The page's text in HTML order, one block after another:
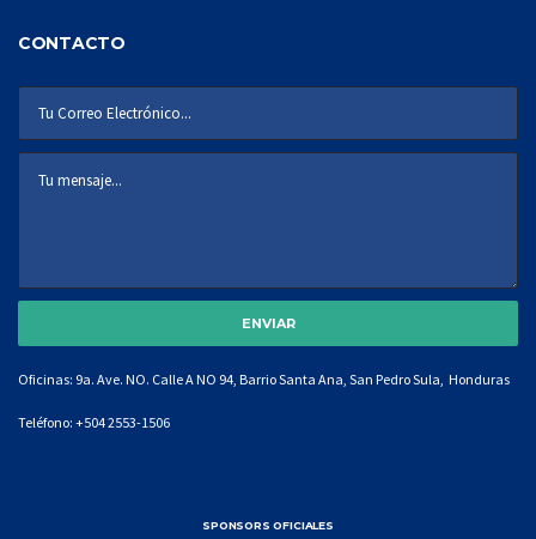
CONTACTO
Oficinas: 9a. Ave. NO. Calle A NO 94, Barrio Santa Ana, San Pedro Sula, Honduras
Teléfono: +504 2553-1506
SPONSORS OFICIALES